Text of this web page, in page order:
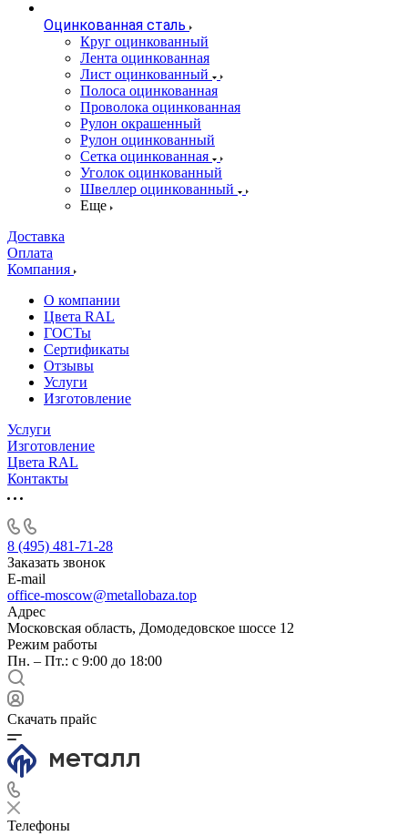
Оцинкованная сталь
Круг оцинкованный
Лента оцинкованная
Лист оцинкованный
Полоса оцинкованная
Проволока оцинкованная
Рулон окрашенный
Рулон оцинкованный
Сетка оцинкованная
Уголок оцинкованный
Швеллер оцинкованный
Еще
Доставка
Оплата
Компания
О компании
Цвета RAL
ГОСТы
Сертификаты
Отзывы
Услуги
Изготовление
Услуги
Изготовление
Цвета RAL
Контакты
8 (495) 481-71-28
Заказать звонок
E-mail
office-moscow@metallobaza.top
Адрес
Московская область, Домодедовское шоссе 12
Режим работы
Пн. – Пт.: с 9:00 до 18:00
Скачать прайс
Телефоны